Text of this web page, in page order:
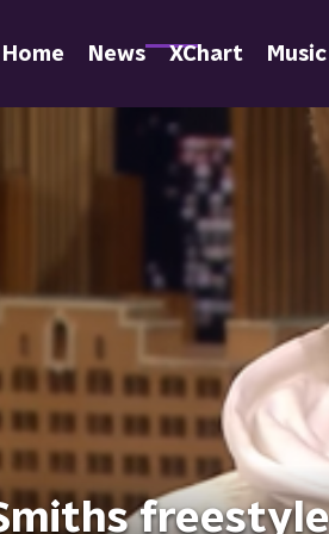
Home News XChart Music